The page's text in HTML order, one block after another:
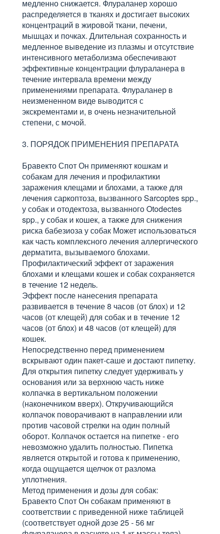
медленно снижается. Флураланер хорошо
распределяется в тканях и достигает высоких
концентраций в жировой ткани, печени,
мышцах и почках. Длительная сохранность и
медленное выведение из плазмы и отсутствие
интенсивного метаболизма обеспечивают
эффективные концентрации флураланера в
течение интервала времени между
применениями препарата. Флураланер в
неизмененном виде выводится с
экскрементами и, в очень незначительной
степени, с мочой.
3. ПОРЯДОК ПРИМЕНЕНИЯ ПРЕПАРАТА
Бравекто Спот Он применяют кошкам и
собакам для лечения и профилактики
заражения клещами и блохами, а также для
лечения саркоптоза, вызванного Sarcoptes spp.,
у собак и отодектоза, вызванного Otodectes
spp., у собак и кошек, а также для снижения
риска бабезиоза у собак Может использоваться
как часть комплексного лечения аллергического
дерматита, вызываемого блохами.
Профилактический эффект от заражения
блохами и клещами кошек и собак сохраняется
в течение 12 недель.
Эффект после нанесения препарата
развивается в течение 8 часов (от блох) и 12
часов (от клещей) для собак и в течение 12
часов (от блох) и 48 часов (от клещей) для
кошек.
Непосредственно перед применением
вскрывают один пакет-саше и достают пипетку.
Для открытия пипетку следует удерживать у
основания или за верхнюю часть ниже
колпачка в вертикальном положении
(наконечником вверх). Откручивающийся
колпачок поворачивают в направлении или
против часовой стрелки на один полный
оборот. Колпачок остается на пипетке - его
невозможно удалить полностью. Пипетка
является открытой и готова к применению,
когда ощущается щелчок от разлома
уплотнения.
Метод применения и дозы для собак:
Бравекто Спот Он собакам применяют в
соответствии с приведенной ниже таблицей
(соответствует одной дозе 25 - 56 мг